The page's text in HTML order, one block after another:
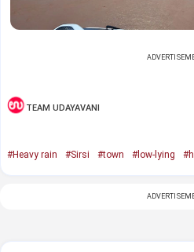
TEAM UDAYAVANI
#Heavy rain #Sirsi #town #low-lying